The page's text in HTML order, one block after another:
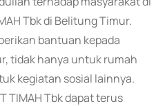
Tbk di Belitung Timur.
bantuan kepada
tidak hanya untuk rumah
kegiatan sosial lainnya.
TIMAH Tbk dapat terus